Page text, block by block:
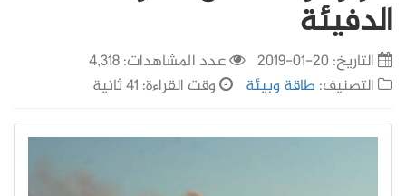
الدفيئة
التاريخ:20-01-2019
عدد المشاهدات: 4,318
التصنيف: طاقة وبيئة وقت القراءة: 41 ثانية